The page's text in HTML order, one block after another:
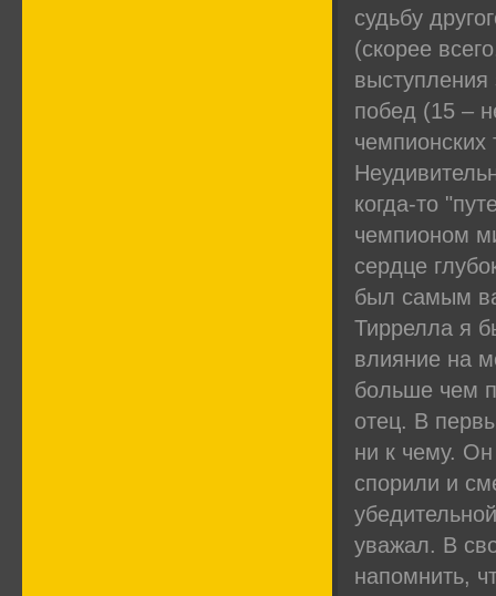
судьбу
(скорее
побед (15 –
чемпионских
когда-то
чемпионом
сердце
был самым
Тиррелла я
влияние на
больше чем
отец. В
ни к чему.
спорили и
уважал. В
напомнить,